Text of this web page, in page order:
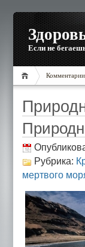
Если не
Комментарии
Рубрика:
мертвого